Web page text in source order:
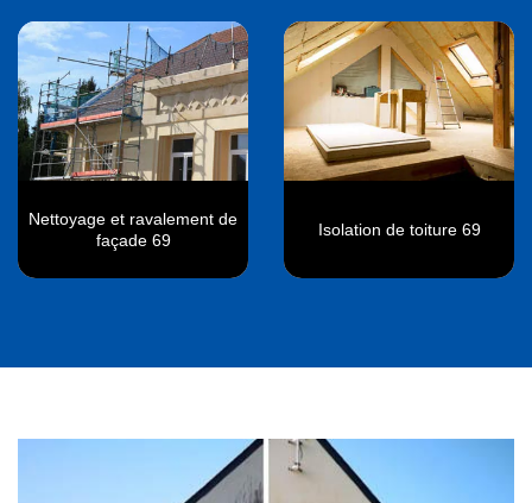
Nettoyage et ravalement de
façade 69
Isolation de toiture 69